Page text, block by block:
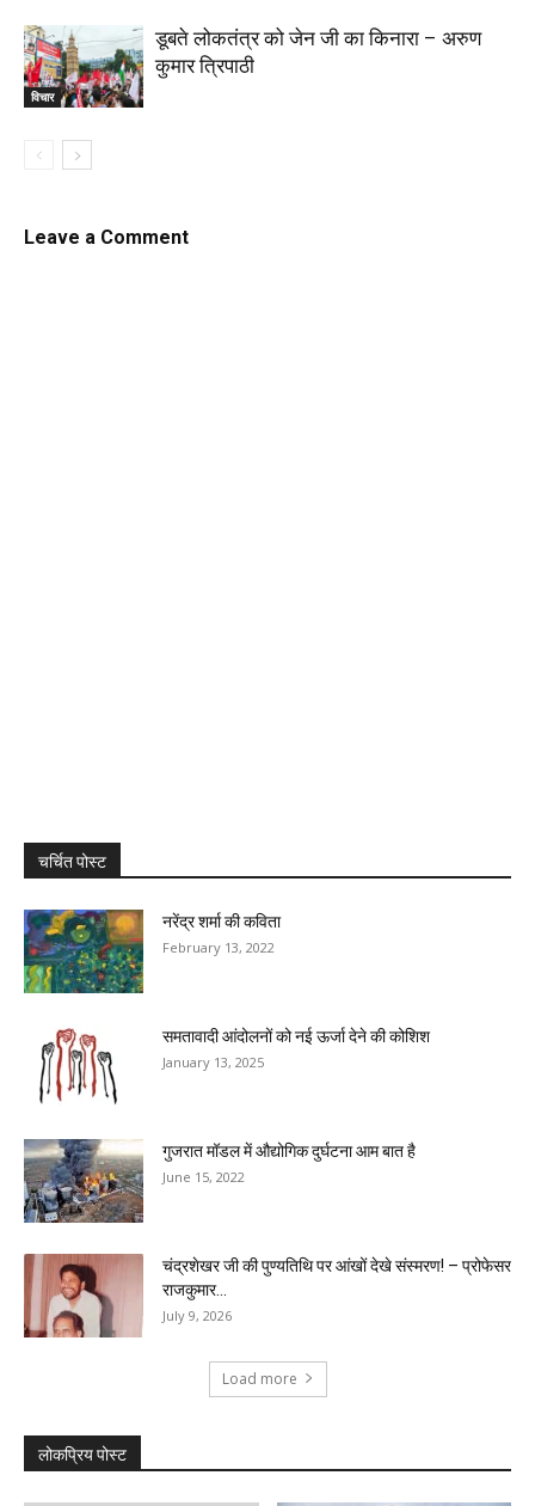
विचार
डूबते लोकतंत्र को जेन जी का किनारा – अरुण
कुमार त्रिपाठी
Leave a Comment
चर्चित पोस्ट
नरेंद्र शर्मा की कविता
February 13, 2022
समतावादी आंदोलनों को नई ऊर्जा देने की कोशिश
January 13, 2025
गुजरात मॉडल में औद्योगिक दुर्घटना आम बात है
June 15, 2022
चंद्रशेखर जी की पुण्यतिथि पर‌ ‌आंखों देखे संस्मरण! – प्रोफेसर
राजकुमार...
July 9, 2026
Load more
लोकप्रिय पोस्ट